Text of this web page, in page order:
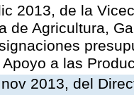
2013, de la
de Agricultura,
a las
2013, del